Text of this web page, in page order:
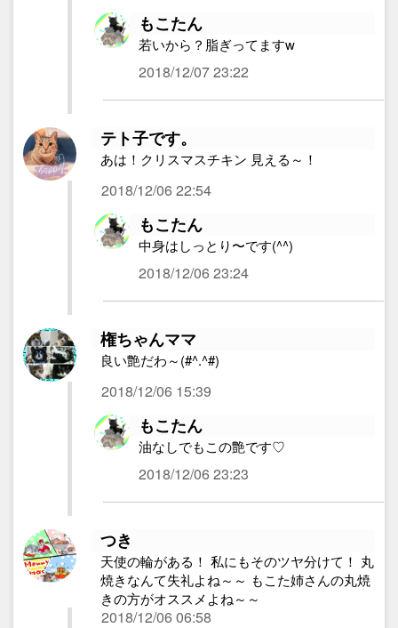
もこたん
若いから？脂ぎってますw
2018/12/07 23:22
テト子です。
あは！クリスマスチキン 見える～！
2018/12/06 22:54
もこたん
中身はしっとり〜です(^^)
2018/12/06 23:24
権ちゃんママ
良い艶だわ～(#^.^#)
2018/12/06 15:39
もこたん
油なしでもこの艶です♡
2018/12/06 23:23
つき
天使の輪がある！ 私にもそのツヤ分けて！ 丸
焼きなんて失礼よね～～ もこた姉さんの丸焼
きの方がオススメよね～～
2018/12/06 06:58